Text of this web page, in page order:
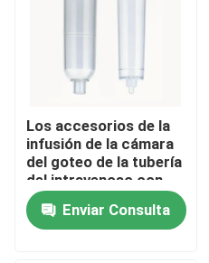
Los accesorios de la
infusión de la cámara
del goteo de la tubería
del intravenoso con
aire auto paran la
funciónEnviar Consulta